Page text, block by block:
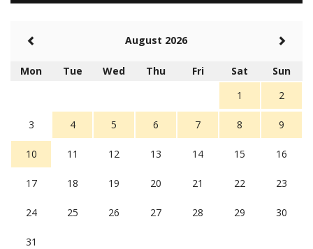
Rambu (rambu03@gmail.com)
Berita Polres Sumba Barat Mantap
5 tahun Yang lalu
Balas
16
August 2026
Mon Tue Wed Thu Fri Sat
Sun
1
2
3 4 5 6 7 8 9
10 11 12 13 14 15 16
17 18 19 20 21 22 23
24 25 26 27 28 29 30
31